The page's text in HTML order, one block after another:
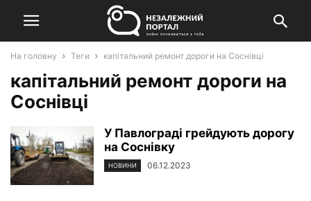
На головну Теги капітальний ремонт дороги на Соснівці
капітальний ремонт дороги на
Соснівці
У Павлограді грейдують дорогу
на Соснівку
НОВИНИ 06.12.2023